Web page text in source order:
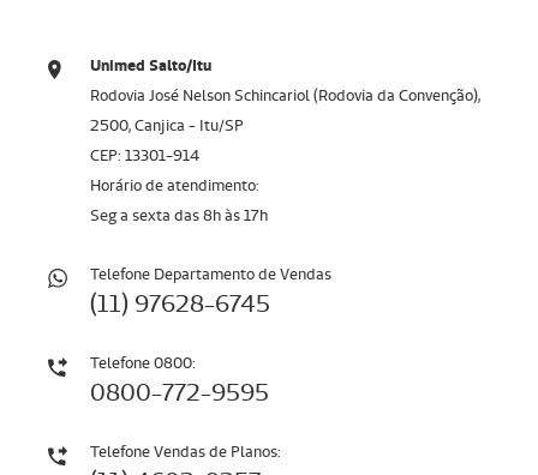
Unimed Salto/Itu
Rodovia José Nelson Schincariol (Rodovia da Convenção),
2500, Canjica - Itu/SP
CEP: 13301-914
Horário de atendimento:
Seg a sexta das 8h às 17h
Telefone Departamento de Vendas
(11) 97628-6745
Telefone 0800:
0800-772-9595
Telefone Vendas de Planos: